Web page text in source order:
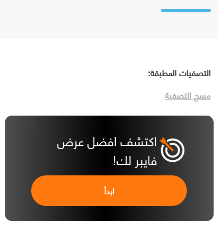
التصفيات المطبقة:
مسح التصفية
اكتشف افضل عرض
فايبر لك!
ابدأ